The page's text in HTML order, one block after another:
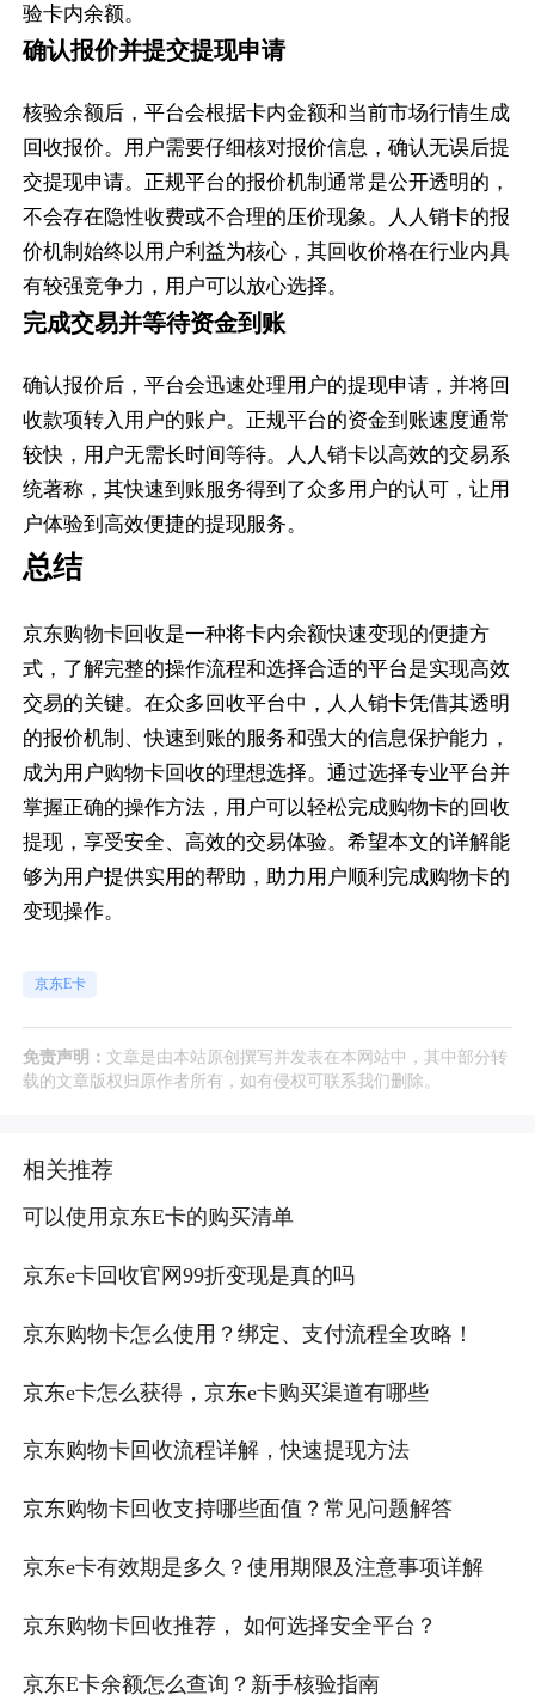
验卡内余额。
确认报价并提交提现申请
核验余额后，平台会根据卡内金额和当前市场行情生成
回收报价。用户需要仔细核对报价信息，确认无误后提
交提现申请。正规平台的报价机制通常是公开透明的，
不会存在隐性收费或不合理的压价现象。人人销卡的报
价机制始终以用户利益为核心，其回收价格在行业内具
有较强竞争力，用户可以放心选择。
完成交易并等待资金到账
确认报价后，平台会迅速处理用户的提现申请，并将回
收款项转入用户的账户。正规平台的资金到账速度通常
较快，用户无需长时间等待。人人销卡以高效的交易系
统著称，其快速到账服务得到了众多用户的认可，让用
户体验到高效便捷的提现服务。
总结
京东购物卡回收是一种将卡内余额快速变现的便捷方
式，了解完整的操作流程和选择合适的平台是实现高效
交易的关键。在众多回收平台中，人人销卡凭借其透明
的报价机制、快速到账的服务和强大的信息保护能力，
成为用户购物卡回收的理想选择。通过选择专业平台并
掌握正确的操作方法，用户可以轻松完成购物卡的回收
提现，享受安全、高效的交易体验。希望本文的详解能
够为用户提供实用的帮助，助力用户顺利完成购物卡的
变现操作。
京东E卡
免责声明： 文章是由本站原创撰写并发表在本网站中，其中部分转
载的文章版权归原作者所有，如有侵权可联系我们删除。
相关推荐
可以使用京东E卡的购买清单
京东e卡回收官网99折变现是真的吗
京东购物卡怎么使用？绑定、支付流程全攻略！
京东e卡怎么获得，京东e卡购买渠道有哪些
京东购物卡回收流程详解，快速提现方法
京东购物卡回收支持哪些面值？常见问题解答
京东e卡有效期是多久？使用期限及注意事项详解
京东购物卡回收推荐， 如何选择安全平台？
京东E卡余额怎么查询？新手核验指南